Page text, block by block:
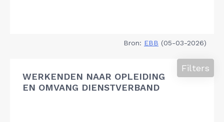
Bron: EBB (05-03-2026)
WERKENDEN NAAR OPLEIDING
EN OMVANG DIENSTVERBAND
Filters